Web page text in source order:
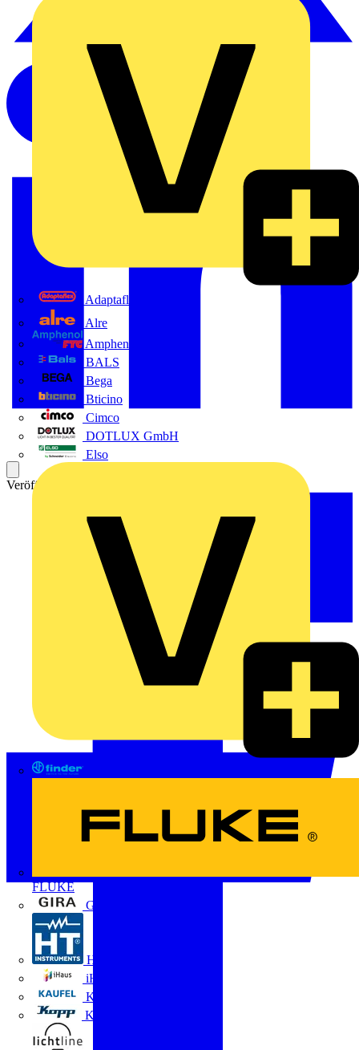
Adaptaflex
Alre
Amphenol FTG
BALS
Bega
Bticino
Cimco
DOTLUX GmbH
Elso
FLUKE
Gira
HT Instruments GmbH
iHaus
Kaufel
Kopp
Veröffentlicht: 19. März 2019